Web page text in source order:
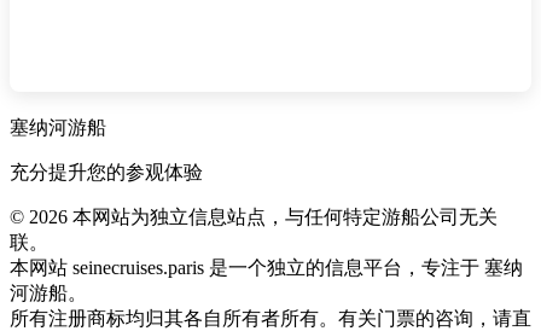
塞纳河游船
充分提升您的参观体验
© 2026 本网站为独立信息站点，与任何特定游船公司无关
联。
本网站 seinecruises.paris 是一个独立的信息平台，专注于 塞纳
河游船。
所有注册商标均归其各自所有者所有。有关门票的咨询，请直